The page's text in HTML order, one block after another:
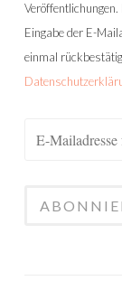
Eingabe der E-
einmal